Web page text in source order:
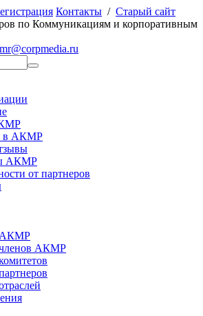
Контакты / Старый сайт
по Коммуникациям и корпоративным
в АКМР
АКМР
от партнеров
АКМР
АКМР